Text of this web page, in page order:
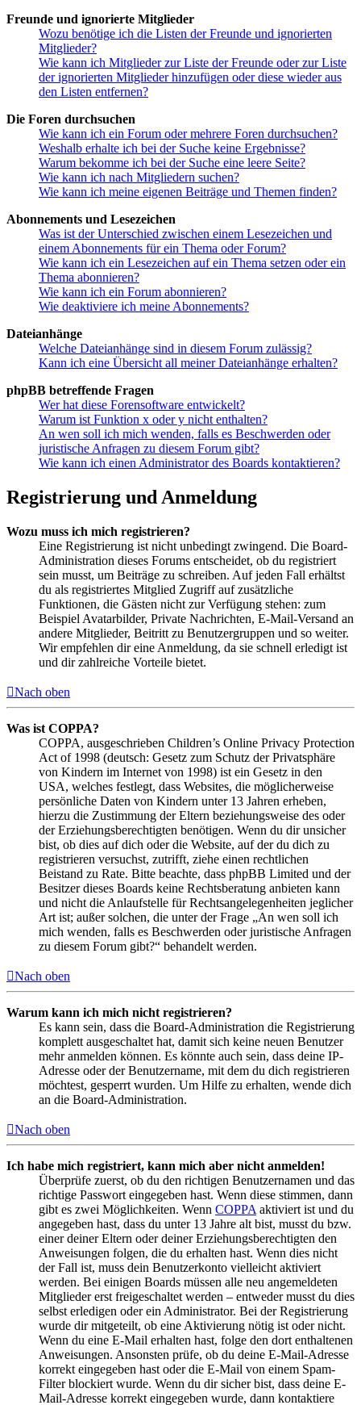
Freunde und ignorierte Mitglieder
Wozu benötige ich die Listen der Freunde und ignorierten
Mitglieder?
Wie kann ich Mitglieder zur Liste der Freunde oder zur Liste
der ignorierten Mitglieder hinzufügen oder diese wieder aus
den Listen entfernen?
Die Foren durchsuchen
Wie kann ich ein Forum oder mehrere Foren durchsuchen?
Weshalb erhalte ich bei der Suche keine Ergebnisse?
Warum bekomme ich bei der Suche eine leere Seite?
Wie kann ich nach Mitgliedern suchen?
Wie kann ich meine eigenen Beiträge und Themen finden?
Abonnements und Lesezeichen
Was ist der Unterschied zwischen einem Lesezeichen und
einem Abonnements für ein Thema oder Forum?
Wie kann ich ein Lesezeichen auf ein Thema setzen oder ein
Thema abonnieren?
Wie kann ich ein Forum abonnieren?
Wie deaktiviere ich meine Abonnements?
Dateianhänge
Welche Dateianhänge sind in diesem Forum zulässig?
Kann ich eine Übersicht all meiner Dateianhänge erhalten?
phpBB betreffende Fragen
Wer hat diese Forensoftware entwickelt?
Warum ist Funktion x oder y nicht enthalten?
An wen soll ich mich wenden, falls es Beschwerden oder
juristische Anfragen zu diesem Forum gibt?
Wie kann ich einen Administrator des Boards kontaktieren?
Registrierung und Anmeldung
Wozu muss ich mich registrieren?
Eine Registrierung ist nicht unbedingt zwingend. Die Board-
Administration dieses Forums entscheidet, ob du registriert
sein musst, um Beiträge zu schreiben. Auf jeden Fall erhältst
du als registriertes Mitglied Zugriff auf zusätzliche
Funktionen, die Gästen nicht zur Verfügung stehen: zum
Beispiel Avatarbilder, Private Nachrichten, E-Mail-Versand an
andere Mitglieder, Beitritt zu Benutzergruppen und so weiter.
Wir empfehlen dir eine Anmeldung, da sie schnell erledigt ist
und dir zahlreiche Vorteile bietet.
Nach oben
Was ist COPPA?
COPPA, ausgeschrieben Children’s Online Privacy Protection
Act of 1998 (deutsch: Gesetz zum Schutz der Privatsphäre
von Kindern im Internet von 1998) ist ein Gesetz in den
USA, welches festlegt, dass Websites, die möglicherweise
persönliche Daten von Kindern unter 13 Jahren erheben,
hierzu die Zustimmung der Eltern beziehungsweise des oder
der Erziehungsberechtigten benötigen. Wenn du dir unsicher
bist, ob dies auf dich oder die Website, auf der du dich zu
registrieren versuchst, zutrifft, ziehe einen rechtlichen
Beistand zu Rate. Bitte beachte, dass phpBB Limited und der
Besitzer dieses Boards keine Rechtsberatung anbieten kann
und nicht die Anlaufstelle für Rechtsangelegenheiten jeglicher
Art ist; außer solchen, die unter der Frage „An wen soll ich
mich wenden, falls es Beschwerden oder juristische Anfragen
zu diesem Forum gibt?“ behandelt werden.
Nach oben
Warum kann ich mich nicht registrieren?
Es kann sein, dass die Board-Administration die Registrierung
komplett ausgeschaltet hat, damit sich keine neuen Benutzer
mehr anmelden können. Es könnte auch sein, dass deine IP-
Adresse oder der Benutzername, mit dem du dich registrieren
möchtest, gesperrt wurden. Um Hilfe zu erhalten, wende dich
an die Board-Administration.
Nach oben
Ich habe mich registriert, kann mich aber nicht anmelden!
Überprüfe zuerst, ob du den richtigen Benutzernamen und das
richtige Passwort eingegeben hast. Wenn diese stimmen, dann
gibt es zwei Möglichkeiten. Wenn COPPA aktiviert ist und du
angegeben hast, dass du unter 13 Jahre alt bist, musst du bzw.
einer deiner Eltern oder deiner Erziehungsberechtigten den
Anweisungen folgen, die du erhalten hast. Wenn dies nicht
der Fall ist, muss dein Benutzerkonto vielleicht aktiviert
werden. Bei einigen Boards müssen alle neu angemeldeten
Mitglieder erst freigeschaltet werden – entweder musst du dies
selbst erledigen oder ein Administrator. Bei der Registrierung
wurde dir mitgeteilt, ob eine Aktivierung nötig ist oder nicht.
Wenn du eine E-Mail erhalten hast, folge den dort enthaltenen
Anweisungen. Ansonsten prüfe, ob du deine E-Mail-Adresse
korrekt eingegeben hast oder die E-Mail von einem Spam-
Filter blockiert wurde. Wenn du dir sicher bist, dass deine E-
Mail-Adresse korrekt eingegeben wurde, dann kontaktiere